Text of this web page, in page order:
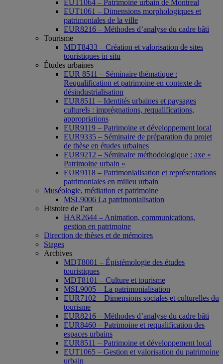
EUT1064 – Patrimoine urbain de Montréal
EUT1061 – Dimensions morphologiques et
patrimoniales de la ville
EUR8216 – Méthodes d’analyse du cadre bâti
Tourisme
MDT8433 – Création et valorisation de sites
touristiques in situ
Études urbaines
EUR 8511 – Séminaire thématique :
Requalification et patrimoine en contexte de
désindustrialisation
EUR8511 – Identités urbaines et paysages
culturels : imprégnations, requalifications,
appropriations
EUR9119 – Patrimoine et développement local
EUR9335 – Séminaire de préparation du projet
de thèse en études urbaines
EUR9212 – Séminaire méthodologique : axe «
Patrimoine urbain »
EUR9118 – Patrimonialisation et représentations
patrimoniales en milieu urbain
Muséologie, médiation et patrimoine
MSL9006 La patrimonialisation
Histoire de l’art
HAR2644 – Animation, communications,
gestion en patrimoine
Direction de thèses et de mémoires
Stages
Archives
MDT8001 – Épistémologie des études
touristiques
MDT8101 – Culture et tourisme
MSL9005 – La patrimonialisation
EUR7102 – Dimensions sociales et culturelles du
tourisme
EUR8216 – Méthodes d’analyse du cadre bâti
EUR8460 – Patrimoine et requalification des
espaces urbains
EUR8511 – Patrimoine et développement local
EUT1065 – Gestion et valorisation du patrimoine
urbain